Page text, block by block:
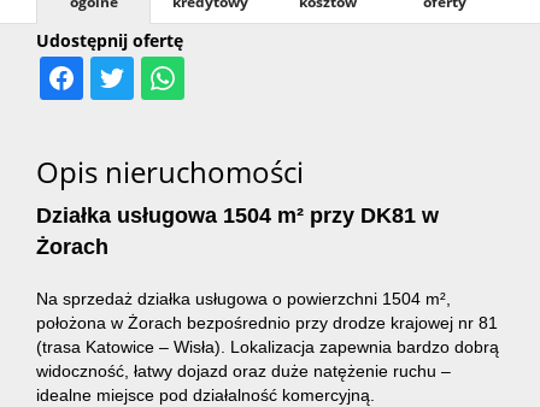
Udostępnij ofertę
Opis nieruchomości
Działka usługowa 1504 m² przy DK81 w
Żorach
Na sprzedaż działka usługowa o powierzchni 1504 m²,
położona w Żorach bezpośrednio przy drodze krajowej nr 81
(trasa Katowice – Wisła). Lokalizacja zapewnia bardzo dobrą
widoczność, łatwy dojazd oraz duże natężenie ruchu –
idealne miejsce pod działalność komercyjną.